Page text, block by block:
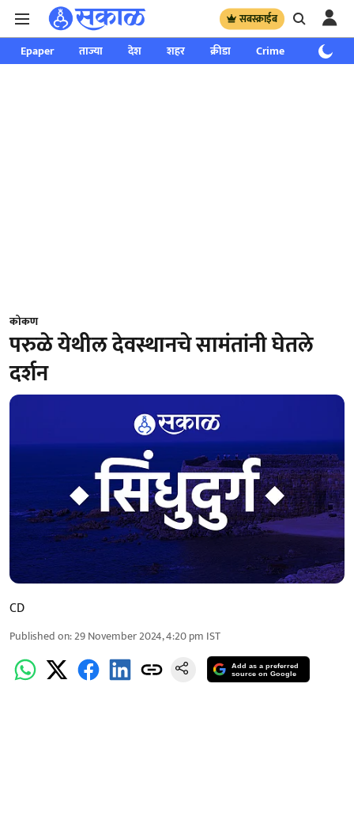
सबस्क्राईब
Epaper ताज्या देश शहर क्रीडा Crime साप्ताहिक
कोकण
परुळे येथील देवस्थानचे सामंतांनी घेतले
दर्शन
CD
Published on:29 November 2024, 4:20 pm IST
Add as a preferred
source on Google